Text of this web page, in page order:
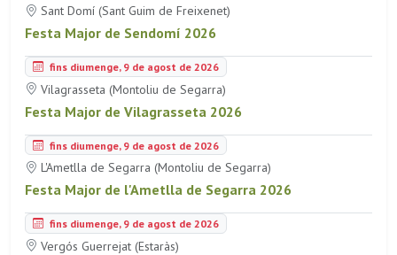
Sant Domí (Sant Guim de Freixenet)
Festa Major de Sendomí 2026
fins diumenge, 9 de agost de 2026
Vilagrasseta (Montoliu de Segarra)
Festa Major de Vilagrasseta 2026
fins diumenge, 9 de agost de 2026
L'Ametlla de Segarra (Montoliu de Segarra)
Festa Major de l'Ametlla de Segarra 2026
fins diumenge, 9 de agost de 2026
Vergós Guerrejat (Estaràs)